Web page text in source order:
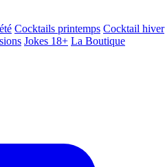
Cocktails printemps Cocktail hiver
Jokes 18+ La Boutique